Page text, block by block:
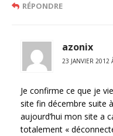
RÉPONDRE
azonix
23 JANVIER 2012
Je confirme ce que je
site fin décembre suite
aujourd’hui mon site a
totalement «